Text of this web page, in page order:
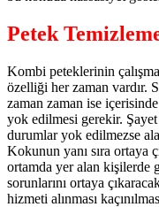
Petek
Kombi peteklerinin
özelliği her zaman vardır.
zaman zaman ise
yok edilmesi gerekir.
durumlar yok edilmezse
Kokunun yanı sıra ortaya
ortamda yer alan kişilerde
sorunlarını ortaya
hizmeti alınması